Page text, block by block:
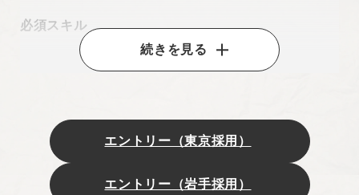
必須スキル
・HTML、CSS、JavaScriptを使用したコーディング
出ください★
歓迎スキル
続きを見る
エントリー（東京採用）
エントリー（岩手採用）